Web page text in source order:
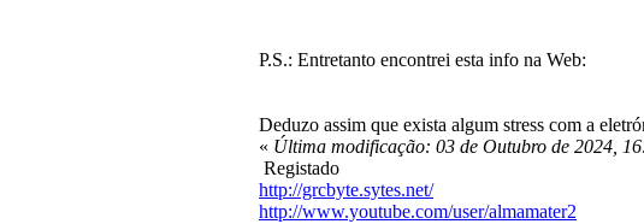
P.S.: Entretanto encontrei esta info na Web:
Deduzo assim que exista algum stress com a
« Última modificação: 03 de Outubro de 2024,
Registado
http://grcbyte.sytes.net/
http://www.youtube.com/user/almamater2